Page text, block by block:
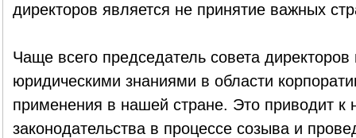
директоров является не принятие важных
Чаще всего председатель совета
юридическими знаниями в области
применения в нашей стране. Это приводит к
законодательства в процессе созыва и